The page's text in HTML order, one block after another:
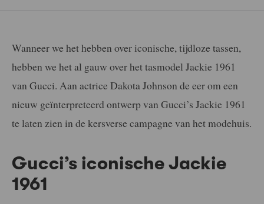
Wanneer we het hebben over iconische, tijdloze tassen,
hebben we het al gauw over het tasmodel Jackie 1961
van Gucci. Aan actrice Dakota Johnson de eer om een
nieuw geïnterpreteerd ontwerp van Gucci’s Jackie 1961
te laten zien in de kersverse campagne van het modehuis.
Gucci’s iconische Jackie
1961